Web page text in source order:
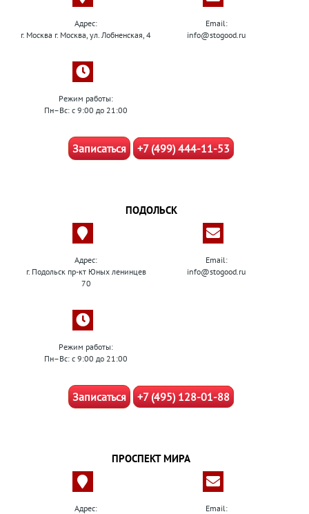
Адрес:
г. Москва г. Москва, ул. Лобненская, 4
Email:
info@stogood.ru
Режим работы:
Пн–Вс: с 9:00 до 21:00
Записаться +7 (499) 444-11-53
ПОДОЛЬСК
Адрес:
г. Подольск пр-кт Юных ленинцев
70
Email:
info@stogood.ru
Режим работы:
Пн–Вс: с 9:00 до 21:00
Записаться +7 (495) 128-01-88
ПРОСПЕКТ МИРА
Адрес:
Email: